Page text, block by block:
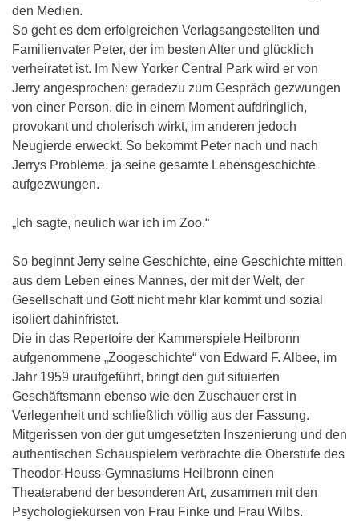
den Medien.
So geht es dem erfolgreichen Verlagsangestellten und
Familienvater Peter, der im besten Alter und glücklich
verheiratet ist. Im New Yorker Central Park wird er von
Jerry angesprochen; geradezu zum Gespräch gezwungen
von einer Person, die in einem Moment aufdringlich,
provokant und cholerisch wirkt, im anderen jedoch
Neugierde erweckt. So bekommt Peter nach und nach
Jerrys Probleme, ja seine gesamte Lebensgeschichte
aufgezwungen.
„Ich sagte, neulich war ich im Zoo.“
So beginnt Jerry seine Geschichte, eine Geschichte mitten
aus dem Leben eines Mannes, der mit der Welt, der
Gesellschaft und Gott nicht mehr klar kommt und sozial
isoliert dahinfristet.
Die in das Repertoire der Kammerspiele Heilbronn
aufgenommene „Zoogeschichte“ von Edward F. Albee, im
Jahr 1959 uraufgeführt, bringt den gut situierten
Geschäftsmann ebenso wie den Zuschauer erst in
Verlegenheit und schließlich völlig aus der Fassung.
Mitgerissen von der gut umgesetzten Inszenierung und den
authentischen Schauspielern verbrachte die Oberstufe des
Theodor-Heuss-Gymnasiums Heilbronn einen
Theaterabend der besonderen Art, zusammen mit den
Psychologiekursen von Frau Finke und Frau Wilbs.